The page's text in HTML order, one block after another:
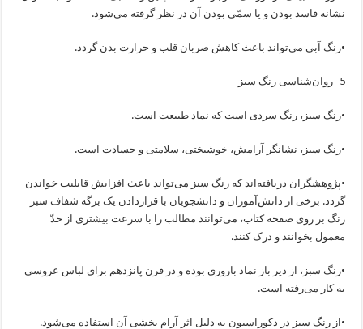
نشانه فاسد بودن و یا سمّی بودن آن در نظر گرفته می‌شود.
•رنگ آبی می‌تواند باعث کاهش ضربان قلب و حرارت بدن گردد.
5- روان‌شناسی رنگ سبز
•رنگ سبز، رنگ سردی است که نماد طبیعت است.
•رنگ سبز، نشانگر آرامش، خوشبختی، سلامتی و حسادت است.
•پژوهشگران دریافته‌اند که رنگ سبز می‌تواند باعث افزایش قابلیت خواندن
گردد. برخی از دانش‌آموزان و دانشجویان با قراردادن یک برگه شفاف سبز
رنگ بر روی صفحه کتاب، می‌توانند مطالب را با سرعت بیشتری از حدّ
معمول بخوانند و درک کنند.
•رنگ سبز، از دیر باز نماد باروری بوده و در قرن پانزدهم برای لباس عروسی
به کار می‌رفته است.
•از رنگ سبز در دکوراسیون به دلیل اثر آرام بخشی آن استفاده می‌شود.